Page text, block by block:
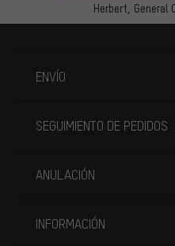
Herbert, General
ENVÍO
SEGUIMIENTO DE PEDIDOS
ANULACIÓN
INFORMACIÓN